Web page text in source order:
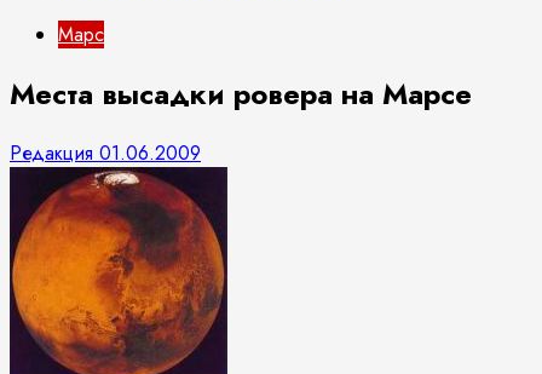
Марс
Места высадки ровера на Марсе
Редакция 01.06.2009